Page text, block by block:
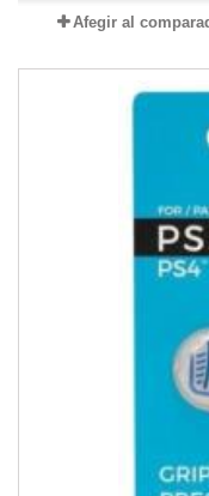
Afegir al